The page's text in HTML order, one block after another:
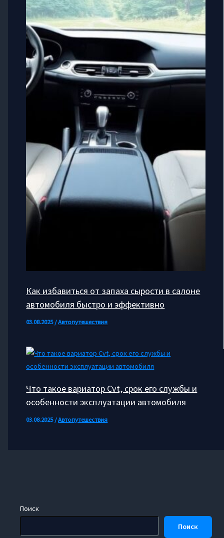
Поиск
Поиск
Как избавиться от запаха сырости в салоне
автомобиля быстро и эффективно
03.08.2025/Автопутешествия
Что такое вариатор Cvt, срок его службы и
особенности эксплуатации автомобиля
03.08.2025/Автопутешествия